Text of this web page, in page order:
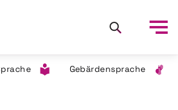
Gebärdensprache